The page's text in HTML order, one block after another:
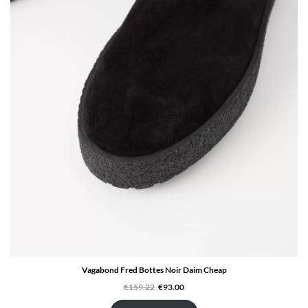
Vagabond Fred Bottes Noir Daim Cheap
€159.22 Le
initial
€93.00Le
actuel